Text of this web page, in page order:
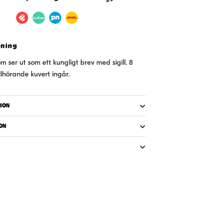
ser ut som ett kungligt brev med sigill. 8
kuvert ingår.